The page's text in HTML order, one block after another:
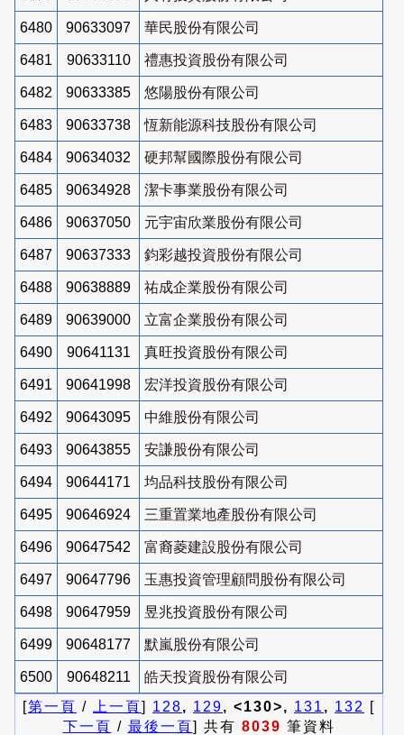
6480 90633097 華民股份有限公司
6481 90633110 禮惠投資股份有限公司
6482 90633385 悠陽股份有限公司
6483 90633738 恆新能源科技股份有限公司
6484 90634032 硬邦幫國際股份有限公司
6485 90634928 潔卡事業股份有限公司
6486 90637050 元宇宙欣業股份有限公司
6487 90637333 鈞彩越投資股份有限公司
6488 90638889 祐成企業股份有限公司
6489 90639000 立富企業股份有限公司
6490 90641131 真旺投資股份有限公司
6491 90641998 宏洋投資股份有限公司
6492 90643095 中維股份有限公司
6493 90643855 安謙股份有限公司
6494 90644171 均品科技股份有限公司
6495 90646924 三重置業地產股份有限公司
6496 90647542 富裔菱建設股份有限公司
6497 90647796 玉惠投資管理顧問股份有限公司
6498 90647959 昱兆投資股份有限公司
6499 90648177 默嵐股份有限公司
6500 90648211
皓天投資股份有限公司
[第一頁 / 上一頁] 128, 129, <130>, 131 , 132
[
下一頁 / 最後一頁] 共有 8039 筆資料